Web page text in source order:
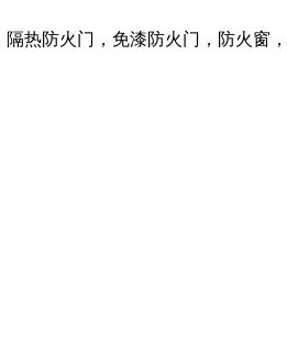
热防火门，免漆防火门，防火窗